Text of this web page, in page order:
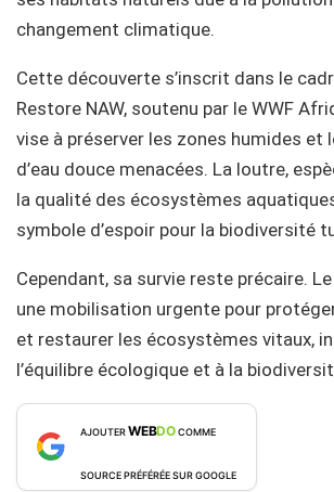
changement climatique.
Cette découverte s’inscrit dans le
Restore NAW, soutenu par le WWF
vise à préserver les zones humides et
d’eau douce menacées. La loutre,
la qualité des écosystèmes
symbole d’espoir pour la biodiversité
Cependant, sa survie reste précaire. Le
une mobilisation urgente pour
et restaurer les écosystèmes vitaux,
l’équilibre écologique et à la
AJOUTERWEBDOCOMME
SOURCE PRÉFÉRÉE SUR GOOGLE